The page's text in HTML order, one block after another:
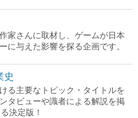
家さんに取材し、ゲームが日本
に与えた影響を探る企画です。
史
る主要なトピック・タイトルを
タビューや識者による解説を掲
決定版！